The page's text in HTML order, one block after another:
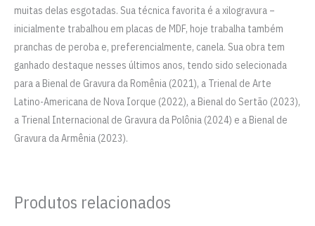
muitas delas esgotadas. Sua técnica favorita é a xilogravura –
inicialmente trabalhou em placas de MDF, hoje trabalha também
pranchas de peroba e, preferencialmente, canela. Sua obra tem
ganhado destaque nesses últimos anos, tendo sido selecionada
para a Bienal de Gravura da Romênia (2021), a Trienal de Arte
Latino-Americana de Nova Iorque (2022), a Bienal do Sertão (2023),
a Trienal Internacional de Gravura da Polônia (2024) e a Bienal de
Gravura da Armênia (2023).
Produtos relacionados